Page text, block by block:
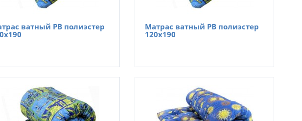
ватный РВ полиэстер
Матрас ватный РВ полиэстер
120х190